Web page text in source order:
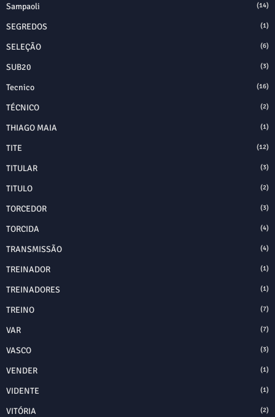
Sampaoli (14)
SEGREDOS (1)
SELEÇÃO (6)
SUB20 (3)
Tecnico (16)
TÉCNICO (2)
THIAGO MAIA (1)
TITE (12)
TITULAR (3)
TITULO (2)
TORCEDOR (3)
TORCIDA (4)
TRANSMISSÃO (4)
TREINADOR (1)
TREINADORES (1)
TREINO (7)
VAR (7)
VASCO (3)
VENDER (1)
VIDENTE (1)
VITÓRIA (2)